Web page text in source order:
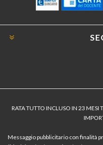
RATA TUTTO INCLUSO IN 23 MESI
Messaggio pubblicitario con finalità